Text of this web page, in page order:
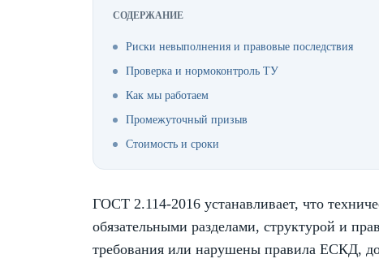
СОДЕРЖАНИЕ
Риски невыполнения и правовые последствия
Проверка и нормоконтроль ТУ
Как мы работаем
Промежуточный призыв
Стоимость и сроки
ГОСТ 2.114-2016 устанавливает, что
обязательными разделами, структурой и
требования или нарушены правила ЕСКД,